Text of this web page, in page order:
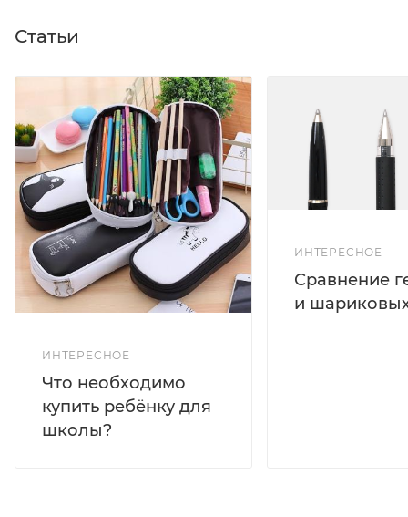
Статьи
ИНТЕРЕСНОЕ
Что необходимо
купить ребёнку для
школы?
ИНТЕРЕСНОЕ
Сравнение
и